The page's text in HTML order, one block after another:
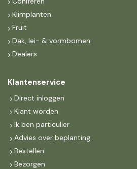
Klimplanten
Fruit
Dak, lei- & vormbomen
Dealers
Klantenservice
Direct inloggen
Klant worden
Ik ben particulier
Advies over beplanting
Bestellen
Bezorgen